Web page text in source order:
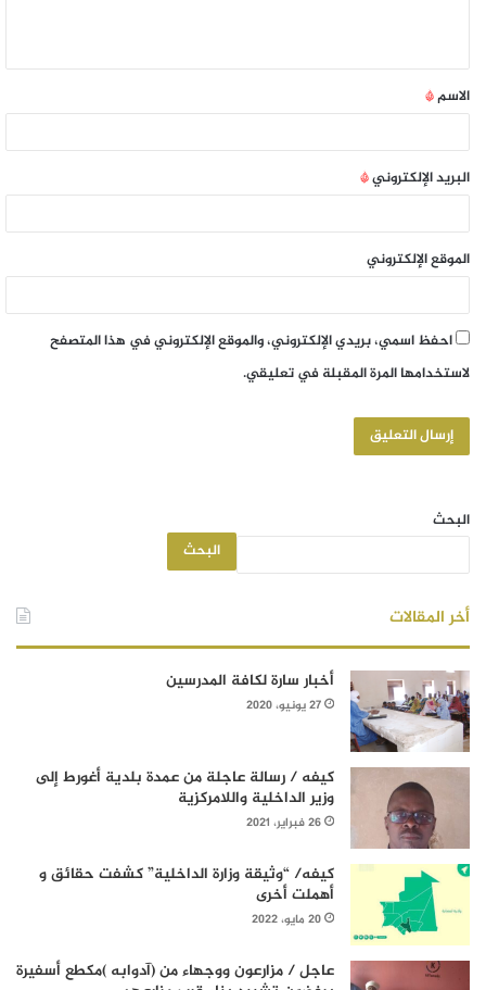
الاسم*
البريد الإلكتروني*
الموقع الإلكتروني
احفظ اسمي، بريدي الإلكتروني، والموقع الإلكتروني في هذا المتصفح
لاستخدامها المرة المقبلة في تعليقي.
البحث
البحث
أخر المقالات
أخبار سارة لكافة المدرسين
27 يونيو، 2020
كيفه / رسالة عاجلة من عمدة بلدية أغورط إلى
وزير الداخلية واللامركزية
26 فبراير، 2021
كيفه/ “وثيقة وزارة الداخلية” كشفت حقائق و
أهملت أخرى
20 مايو، 2022
عاجل / مزارعون ووجهاء من (آدوابه )مكطع أسفيرة